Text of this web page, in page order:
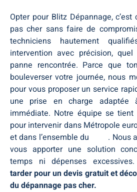
Opter pour Blitz Dépannage,
pas cher sans faire de
techniciens hautement
intervention avec précision,
panne rencontrée. Parce que
bouleverser votre journée, nous
pour vous proposer un service
une prise en charge adaptée
immédiate. Notre équipe se
pour intervenir dans Métropole
et dans l’ensemble du
. Nous
vous apporter une solution
temps ni dépenses
tarder pour un devis gratuit et
du dépannage pas cher.